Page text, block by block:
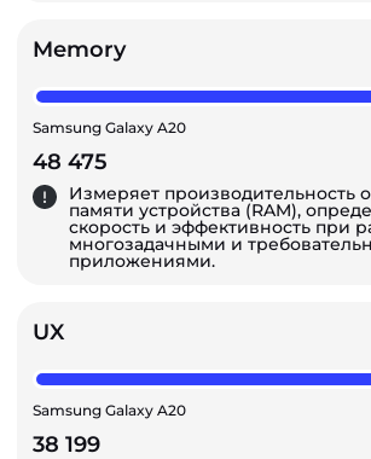
Memory
Samsung Galaxy A20
48 475
Измеряет производительность
памяти устройства (RAM),
скорость и эффективность при
многозадачными и
приложениями.
UX
Samsung Galaxy A20
38 199